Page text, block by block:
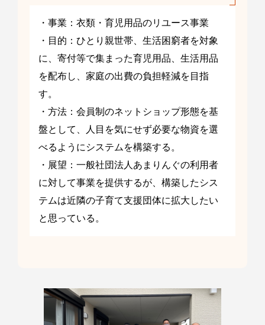
・事業：衣類・育児用品のリユース事業
・目的：ひとり親世帯、生活困窮者を対象
に、寄付等で集まった育児用品、生活用品
を配布し、家庭の出費の負担軽減を目指
す。
・方法：会員制のネットショップ形態を基
盤として、人目を気にせず必要な物資を選
べるようにシステムを構築する。
・展望：一般社団法人あまりんぐの利用者
に対して事業を提供するが、構築したシス
テムは近隣の子育て支援団体に拡大したい
と思っている。